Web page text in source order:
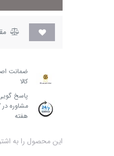
ضمانت
کالا
پاسخ
هفته
این محصول را به